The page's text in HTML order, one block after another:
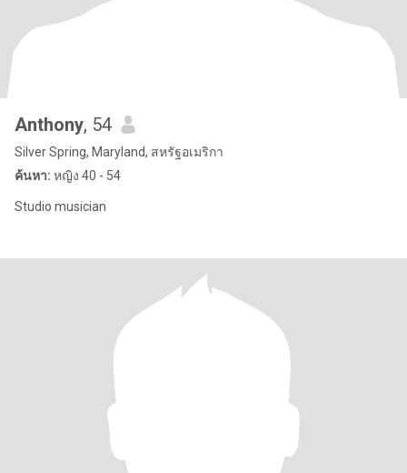
Anthony, 54
Silver Spring, Maryland, สหรัฐอเมริกา
ค้นหา: หญิง 40 - 54
Studio musician